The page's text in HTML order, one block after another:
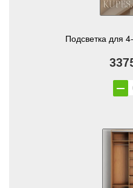
Подсветка для